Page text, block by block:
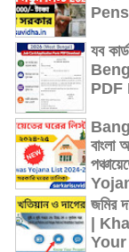
যব
PDF
বাংলা
জমির
|